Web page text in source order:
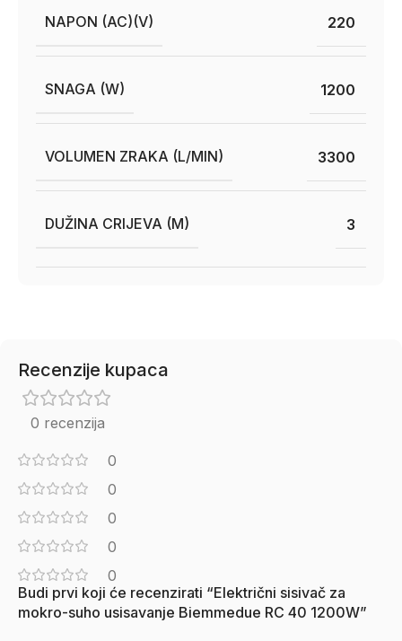
NAPON (AC)(V) 220
SNAGA (W) 1200
VOLUMEN ZRAKA (L/MIN) 3300
DUŽINA CRIJEVA (M) 3
Recenzije kupaca
0 recenzija
0
0
0
0
0
Budi prvi koji će recenzirati “Električni sisivač za
mokro-suho usisavanje Biemmedue RC 40 1200W”